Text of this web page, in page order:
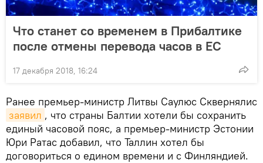
Что станет со временем в Прибалтике
после отмены перевода часов в ЕС
17 декабря 2018, 16:24
Ранее премьер-министр Литвы Саулюс Сквернялис
заявил , что страны Балтии хотели бы сохранить
единый часовой пояс, а премьер-министр Эстонии
Юри Ратас добавил, что Таллин хотел бы
договориться о едином времени и с Финляндией.